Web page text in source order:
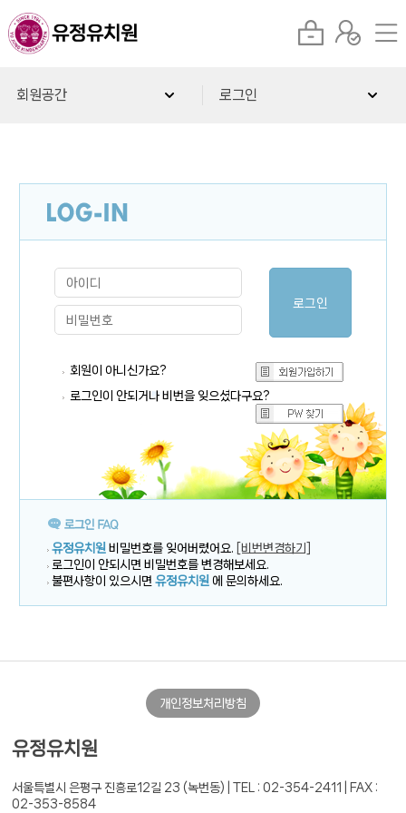
회원공간 로그인
회원이 아니신가요?
로그인이 안되거나 비번을 잊으셨다구요?
유정유치원 비밀번호를 잊어버렸어요.
[비번변경하기]
로그인이 안되시면 비밀번호를 변경해보세요.
불편사항이 있으시면 유정유치원 에 문의하세요.
개인정보처리방침
유정유치원
서울특별시 은평구 진흥로12길 23 (녹번동) |
TEL : 02-354-2411 | FAX :
02-353-8584